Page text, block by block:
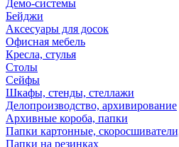
Демо-системы
Бейджи
Аксесуары для досок
Офисная мебель
Кресла, стулья
Столы
Сейфы
Шкафы, стенды, стеллажи
Делопроизводство, архивирование
Архивные короба, папки
Папки картонные,
Папки на резинках